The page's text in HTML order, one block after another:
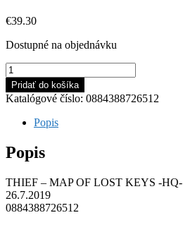
€39.30
Dostupné na objednávku
množstvo
THIEF
-
MAP
KEYS
-
Pridať do košíka
Katalógové číslo: 0884388726512
Popis
Popis
THIEF – MAP OF LOST KEYS -HQ-
26.7.2019
0884388726512